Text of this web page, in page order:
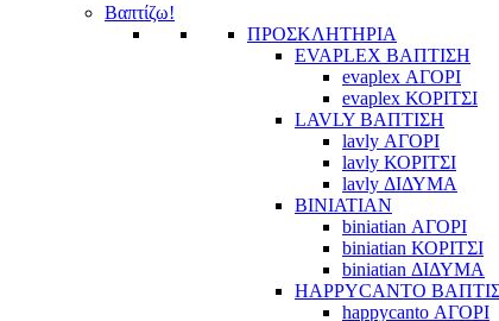
Βαπτίζω!
ΠΡΟΣΚΛΗΤΗΡΙΑ
EVAPLEX ΒΑΠΤΙΣΗ
evaplex ΑΓΟΡΙ
evaplex ΚΟΡΙΤΣΙ
LAVLY ΒΑΠΤΙΣΗ
lavly ΑΓΟΡΙ
lavly ΚΟΡΙΤΣΙ
lavly ΔΙΔΥΜΑ
BINIATIAN
biniatian ΑΓΟΡΙ
biniatian ΚΟΡΙΤΣΙ
biniatian ΔΙΔΥΜΑ
HAPPYCANTO
happycanto ΑΓΟΡΙ